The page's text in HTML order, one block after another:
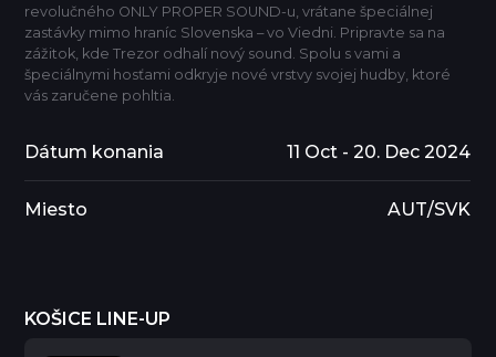
revolučného ONLY PROPER SOUND-u, vrátane špeciálnej
zastávky mimo hraníc Slovenska – vo Viedni. Pripravte sa na
zážitok, kde Trezor odhalí nový sound. Spolu s vami a
špeciálnymi hosťami odkryje nové vrstvy svojej hudby, ktoré
vás zaručene pohltia.
Dátum konania 11 Oct - 20. Dec 2024
Miesto AUT/SVK
KOŠICE LINE-UP